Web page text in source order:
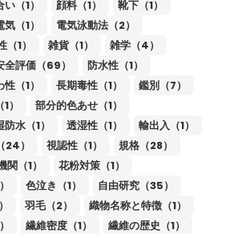
（1） 顔料（1）
靴下（1）
（1）
電気泳動法（2）
1） 雑貨（1）
雑学（4）
全評価（69）
防水性（1）
（1） 長期毒性（1）
鑑別（7）
）
部分的色あせ（1）
水（1） 透湿性（1）
輸出入（1）
）
視認性（1）
規格（28）
関（1）
花粉対策（1）
色泣き（1）
自由研究（35）
羽毛（2）
織物名称と特徴（1）
繊維密度（1）
繊維の歴史（1）